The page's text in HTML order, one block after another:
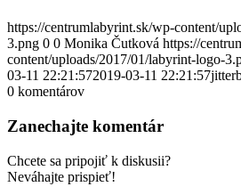
https://centrumlabyrint.sk/wp-content/
3.png 0 0 Monika Čutková https://
content/uploads/2017/01/labyrint-logo-
03-11 22:21:572019-03-11 22:21:57
0 komentárov
Zanechajte komentár
Chcete sa pripojiť k diskusii?
Neváhajte prispieť!